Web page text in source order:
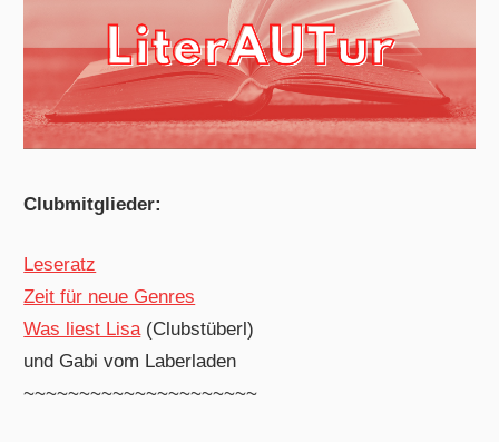
Clubmitglieder:
Leseratz
Zeit für neue Genres
Was liest Lisa(Clubstüberl)
und Gabi vom Laberladen
~~~~~~~~~~~~~~~~~~~~~